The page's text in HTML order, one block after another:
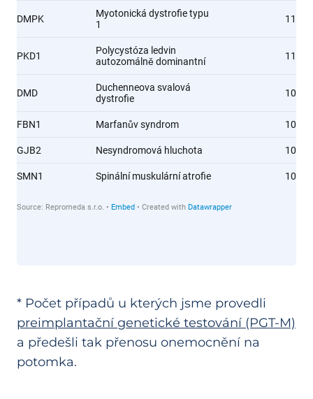
* Počet případů u kterých jsme provedli
preimplantační genetické testování (PGT-M)
a předešli tak přenosu onemocnění na
potomka.